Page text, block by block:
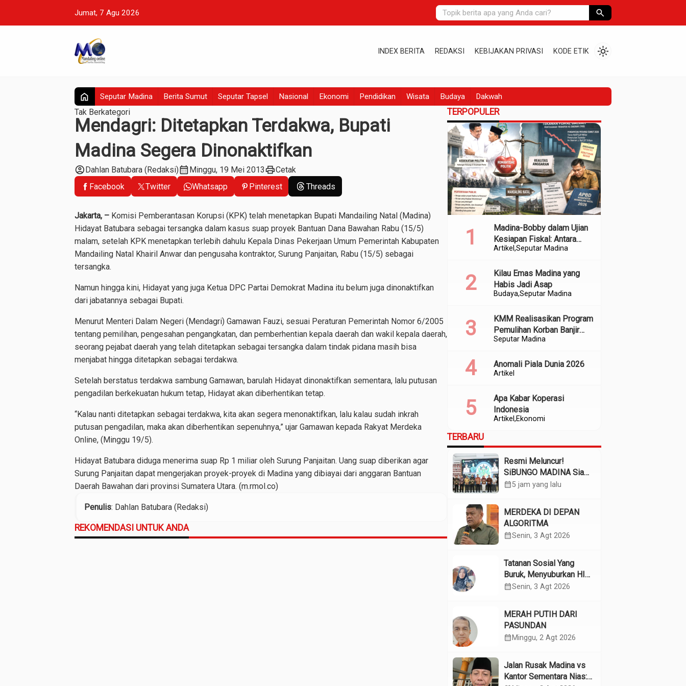
Jumat, 7 Agu 2026 search
INDEX BERITA REDAKSI KEBIJAKAN PRIVASI KODE ETIK light_mode
home Seputar Madina Berita Sumut Seputar Tapsel Nasional Ekonomi Pendidikan Wisata Budaya Dakwah
Tak Berkategori
Mendagri: Ditetapkan Terdakwa, Bupati
Madina Segera Dinonaktifkan
account_circleDahlan Batubara (Redaksi)calendar_monthMinggu, 19 Mei 2013printCetak
Facebook
Twitter Whatsapp Pinterest Threads
Jakarta, – Komisi Pemberantasan Korupsi (KPK) telah menetapkan Bupati Mandailing Natal (Madina)
Hidayat Batubara sebagai tersangka dalam kasus suap proyek Bantuan Dana Bawahan Rabu (15/5)
malam, setelah KPK menetapkan terlebih dahulu Kepala Dinas Pekerjaan Umum Pemerintah Kabupaten
Mandailing Natal Khairil Anwar dan pengusaha kontraktor, Surung Panjaitan, Rabu (15/5) sebagai
tersangka.
Namun hingga kini, Hidayat yang juga Ketua DPC Partai Demokrat Madina itu belum juga dinonaktifkan
dari jabatannya sebagai Bupati.
Menurut Menteri Dalam Negeri (Mendagri) Gamawan Fauzi, sesuai Peraturan Pemerintah Nomor 6/2005
tentang pemilihan, pengesahan pengangkatan, dan pemberhentian kepala daerah dan wakil kepala daerah,
seorang pejabat daerah yang telah ditetapkan sebagai tersangka dalam tindak pidana masih bisa
menjabat hingga ditetapkan sebagai terdakwa.
Setelah berstatus terdakwa sambung Gamawan, barulah Hidayat dinonaktifkan sementara, lalu putusan
pengadilan berkekuatan hukum tetap, Hidayat akan diberhentikan tetap.
“Kalau nanti ditetapkan sebagai terdakwa, kita akan segera menonaktifkan, lalu kalau sudah inkrah
putusan pengadilan, maka akan diberhentikan sepenuhnya,” ujar Gamawan kepada Rakyat Merdeka
Online, (Minggu 19/5).
Hidayat Batubara diduga menerima suap Rp 1 miliar oleh Surung Panjaitan. Uang suap diberikan agar
Surung Panjaitan dapat mengerjakan proyek-proyek di Madina yang dibiayai dari anggaran Bantuan
Daerah Bawahan dari provinsi Sumatera Utara. (m.rmol.co)
Penulis: Dahlan Batubara (Redaksi)
REKOMENDASI UNTUK ANDA
TERPOPULER
Artikel Seputar Madina
Madina-Bobby dalam Ujian
Kesiapan Fiskal: Antara
Kedekatan Politik dan
BudayaSeputar Madina
Kilau Emas Madina yang
Habis Jadi Asap
Seputar Madina
KMM Realisasikan Program
Pemulihan Korban Banjir
dan Longsor di Kabupaten
Artikel
Anomali Piala Dunia 2026
Artikel Ekonomi
Apa Kabar Koperasi
Indonesia
TERBARU
Resmi Meluncur!
SiBUNGO MADINA Siap
Optimalkan Pendapatan
calendar_month5 jam yang lalu
MERDEKA DI DEPAN
ALGORITMA
calendar_monthSenin, 3 Agt 2026
Tatanan Sosial Yang
Buruk, Menyuburkan HIV
Pada Remaja
calendar_monthSenin, 3 Agt 2026
MERAH PUTIH DARI
PASUNDAN
calendar_month Minggu, 2 Agt 2026
Jalan Rusak Madina vs
Kantor Sementara Nias: